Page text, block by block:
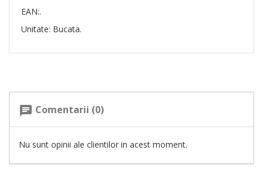
EAN:.
Unitate: Bucata.
chat Comentarii (0)
Nu sunt opinii ale clientilor in acest moment.